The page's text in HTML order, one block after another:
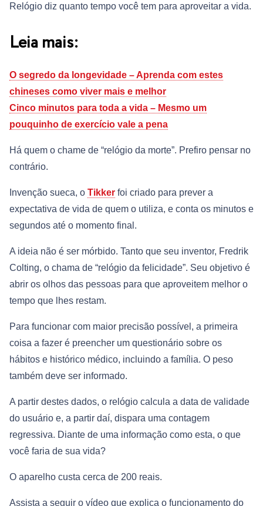
Relógio diz quanto tempo você tem para aproveitar a vida.
Leia mais:
O segredo da longevidade – Aprenda com estes
chineses como viver mais e melhor
Cinco minutos para toda a vida – Mesmo um
pouquinho de exercício vale a pena
Há quem o chame de “relógio da morte”. Prefiro pensar no
contrário.
Invenção sueca, o Tikker foi criado para prever a
expectativa de vida de quem o utiliza, e conta os minutos e
segundos até o momento final.
A ideia não é ser mórbido. Tanto que seu inventor, Fredrik
Colting, o chama de “relógio da felicidade”. Seu objetivo é
abrir os olhos das pessoas para que aproveitem melhor o
tempo que lhes restam.
Para funcionar com maior precisão possível, a primeira
coisa a fazer é preencher um questionário sobre os
hábitos e histórico médico, incluindo a família. O peso
também deve ser informado.
A partir destes dados, o relógio calcula a data de validade
do usuário e, a partir daí, dispara uma contagem
regressiva. Diante de uma informação como esta, o que
você faria de sua vida?
O aparelho custa cerca de 200 reais.
Assista a seguir o vídeo que explica o funcionamento do